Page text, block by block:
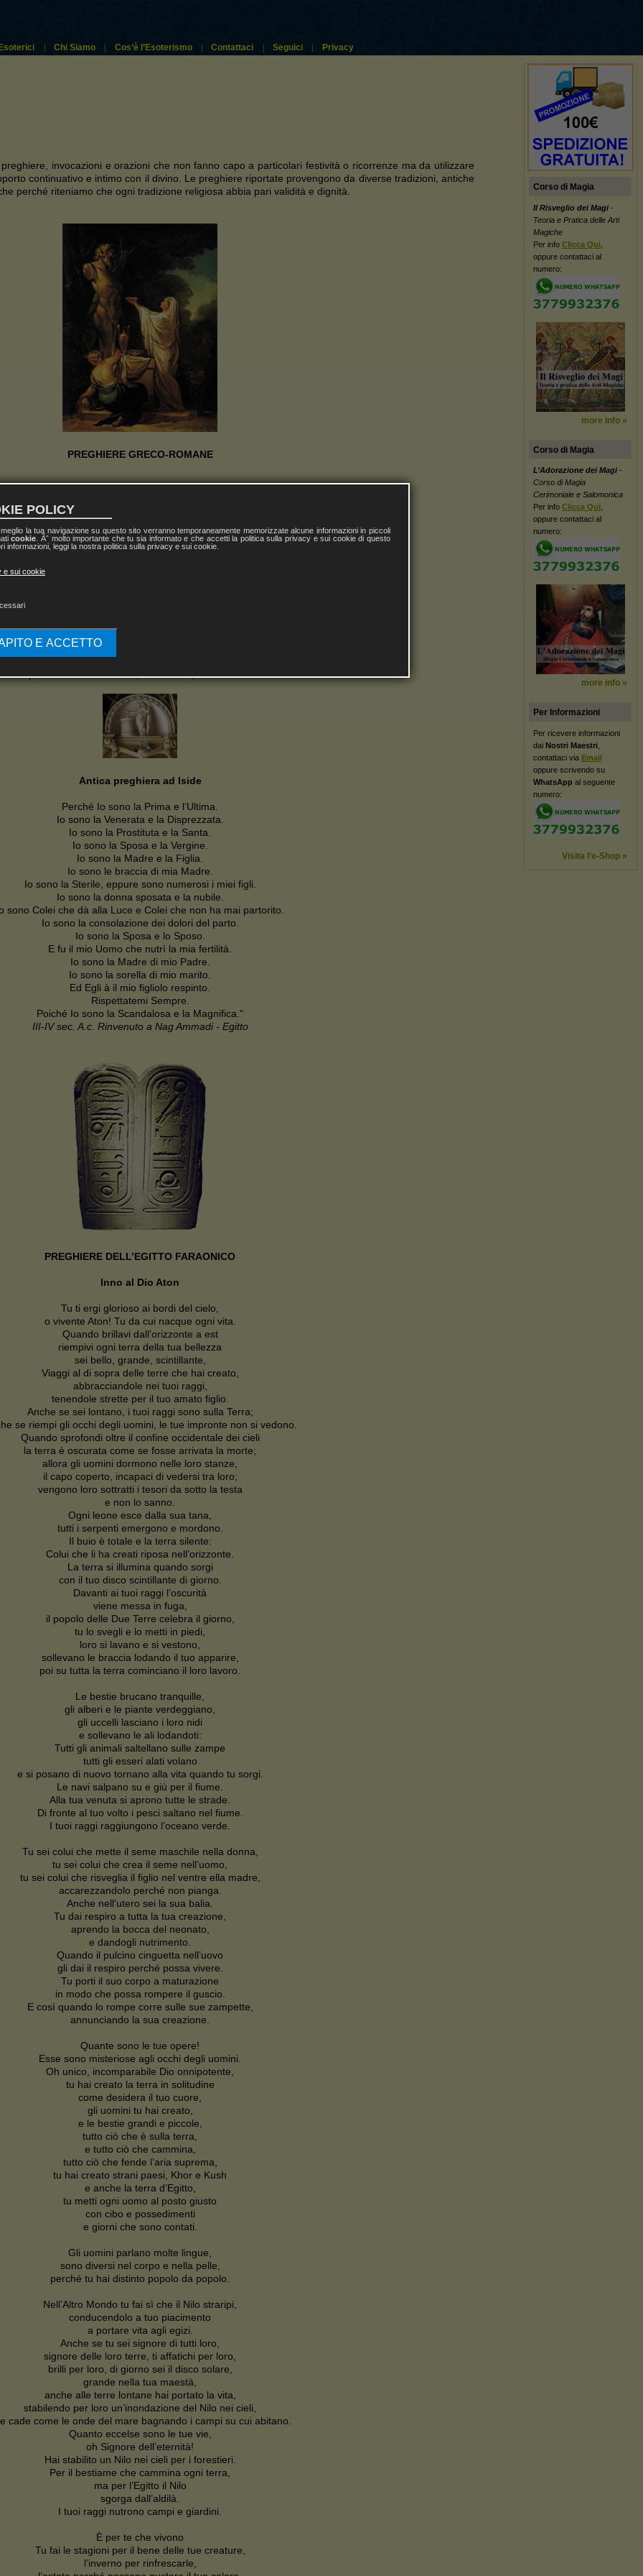
| Chi Siamo | Cos’è l’Esoterismo | Contattaci | Seguici | Privacy
Corso di Magia
Il Risveglio dei Magi-
Teoria e Pratica delle Arti
Magiche
Per info Clicca Qui
oppure contattaci al
numero:
more info »
Corso di Magia
L’Adorazione dei Magi-
Corso di Magia
Cerimoniale e Salomonica
Per info Clicca Qui
oppure contattaci al
numero:
more info »
Per Informazioni
Per ricevere informazioni
dai Nostri Maestri,
contattaci via Email
oppure scrivendo su
WhatsApp al seguente
numero:
Visita l’e-Shop »
invocazioni e orazioni che non fanno capo a particolari festività o ricorrenze ma da utilizzare
continuativo e intimo con il divino. Le preghiere riportate provengono da diverse tradizioni, antiche
perché riteniamo che ogni tradizione religiosa abbia pari validità e dignità.
PREGHIERE GRECO-ROMANE
Dea dalle molte facoltà,
onore del sesso femminile.
[...] Amabile, che fa regnare la dolcezza nelle assemblee,
governato la barca, e gli hai dato una sepoltura degna di lui.
[...] Sei tu la Signora della Terra [...]
Tu hai reso il potere delle donne uguale a quello degli uomini!
Papiro di Ossirinco n.1380, 1. 214-216, risalente al II secolo a.C.
Antica preghiera ad Iside
Perché Io sono la Prima e l’Ultima.
Io sono la Venerata e la Disprezzata.
Io sono la Prostituta e la Santa.
Io sono la Sposa e la Vergine.
Io sono la Madre e la Figlia.
Io sono le braccia di mia Madre.
Io sono la Sterile, eppure sono numerosi i miei figli.
Io sono la donna sposata e la nubile.
sono Colei che dà alla Luce e Colei che non ha mai partorito.
Io sono la consolazione dei dolori del parto.
Io sono la Sposa e lo Sposo.
E fu il mio Uomo che nutrì la mia fertilità.
Io sono la Madre di mio Padre.
Io sono la sorella di mio marito.
Ed Egli à il mio figliolo respinto.
Rispettatemi Sempre.
Poiché Io sono la Scandalosa e la Magnifica."
III-IV sec. A.c. Rinvenuto a Nag Ammadi - Egitto
PREGHIERE DELL’EGITTO FARAONICO
Inno al Dio Aton
Tu ti ergi glorioso ai bordi del cielo,
o vivente Aton! Tu da cui nacque ogni vita.
Quando brillavi dall’orizzonte a est
riempivi ogni terra della tua bellezza
sei bello, grande, scintillante,
Viaggi al di sopra delle terre che hai creato,
abbracciandole nei tuoi raggi,
tenendole strette per il tuo amato figlio.
Anche se sei lontano, i tuoi raggi sono sulla Terra;
se riempi gli occhi degli uomini, le tue impronte non si vedono.
Quando sprofondi oltre il confine occidentale dei cieli
la terra è oscurata come se fosse arrivata la morte;
allora gli uomini dormono nelle loro stanze,
il capo coperto, incapaci di vedersi tra loro;
vengono loro sottratti i tesori da sotto la testa
e non lo sanno.
Ogni leone esce dalla sua tana,
tutti i serpenti emergono e mordono.
Il buio è totale e la terra silente:
Colui che li ha creati riposa nell’orizzonte.
La terra si illumina quando sorgi
con il tuo disco scintillante di giorno.
Davanti ai tuoi raggi l’oscurità
viene messa in fuga,
il popolo delle Due Terre celebra il giorno,
tu lo svegli e lo metti in piedi,
loro si lavano e si vestono,
sollevano le braccia lodando il tuo apparire,
poi su tutta la terra cominciano il loro lavoro.
Le bestie brucano tranquille,
gli alberi e le piante verdeggiano,
gli uccelli lasciano i loro nidi
e sollevano le ali lodandoti:
Tutti gli animali saltellano sulle zampe
tutti gli esseri alati volano
e si posano di nuovo tornano alla vita quando tu sorgi.
Le navi salpano su e giù per il fiume.
Alla tua venuta si aprono tutte le strade.
Di fronte al tuo volto i pesci saltano nel fiume.
I tuoi raggi raggiungono l’oceano verde.
Tu sei colui che mette il seme maschile nella donna,
tu sei colui che crea il seme nell’uomo,
tu sei colui che risveglia il figlio nel ventre ella madre,
accarezzandolo perché non pianga.
Anche nell’utero sei la sua balia.
Tu dai respiro a tutta la tua creazione,
aprendo la bocca del neonato,
e dandogli nutrimento.
Quando il pulcino cinguetta nell’uovo
gli dai il respiro perché possa vivere.
Tu porti il suo corpo a maturazione
in modo che possa rompere il guscio.
E così quando lo rompe corre sulle sue zampette,
annunciando la sua creazione.
Quante sono le tue opere!
Esse sono misteriose agli occhi degli uomini.
Oh unico, incomparabile Dio onnipotente,
tu hai creato la terra in solitudine
come desidera il tuo cuore,
gli uomini tu hai creato,
e le bestie grandi e piccole,
tutto ciò che è sulla terra,
e tutto ciò che cammina,
tutto ciò che fende l’aria suprema,
tu hai creato strani paesi, Khor e Kush
e anche la terra d’Egitto,
tu metti ogni uomo al posto giusto
con cibo e possedimenti
e giorni che sono contati.
Gli uomini parlano molte lingue,
sono diversi nel corpo e nella pelle,
perché tu hai distinto popolo da popolo.
Nell’Altro Mondo tu fai sì che il Nilo straripi,
conducendolo a tuo piacimento
a portare vita agli egizi.
Anche se tu sei signore di tutti loro,
signore delle loro terre, ti affatichi per loro,
brilli per loro, di giorno sei il disco solare,
grande nella tua maestà,
anche alle terre lontane hai portato la vita,
stabilendo per loro un’inondazione del Nilo nei cieli,
cade come le onde del mare bagnando i campi su cui abitano.
Quanto eccelse sono le tue vie,
oh Signore dell’eternità!
Hai stabilito un Nilo nei cieli per i forestieri.
Per il bestiame che cammina ogni terra,
ma per l’Egitto il Nilo
sgorga dall’aldilà.
I tuoi raggi nutrono campi e giardini.
È per te che vivono
Tu fai le stagioni per il bene delle tue creature,
l’inverno per rinfrescarle,
POLICY
la tua navigazione su questo sito verranno temporaneamente memorizzate alcune informazioni in piccoli
cookie . Ãˆ molto importante che tu sia informato e che accetti la politica sulla privacy e sui cookie di questo
informazioni, leggi la nostra politica sulla privacy e sui cookie.
e sui cookie
E ACCETTO